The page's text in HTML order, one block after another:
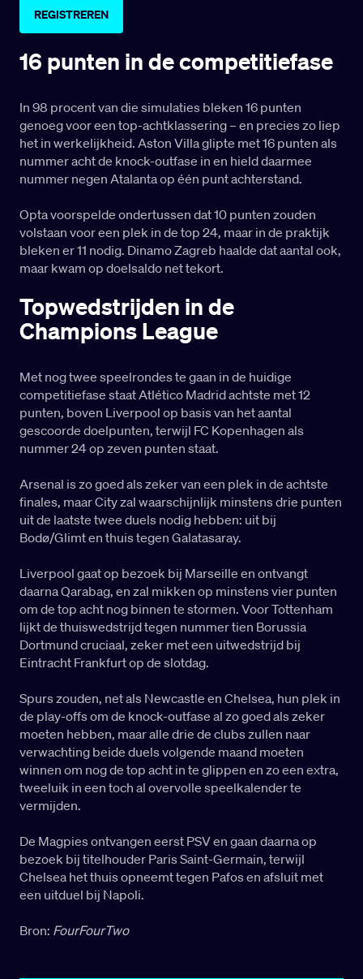
REGISTREREN
16 punten in de competitiefase
In 98 procent van die simulaties bleken 16 punten
genoeg voor een top-achtklassering – en precies zo liep
het in werkelijkheid. Aston Villa glipte met 16 punten als
nummer acht de knock-outfase in en hield daarmee
nummer negen Atalanta op één punt achterstand.
Opta voorspelde ondertussen dat 10 punten zouden
volstaan voor een plek in de top 24, maar in de praktijk
bleken er 11 nodig. Dinamo Zagreb haalde dat aantal ook,
maar kwam op doelsaldo net tekort.
Topwedstrijden in de
Champions League
Met nog twee speelrondes te gaan in de huidige
competitie­fase staat Atlético Madrid achtste met 12
punten, boven Liverpool op basis van het aantal
gescoorde doelpunten, terwijl FC Kopenhagen als
nummer 24 op zeven punten staat.
Arsenal is zo goed als zeker van een plek in de achtste
finales, maar City zal waarschijnlijk minstens drie punten
uit de laatste twee duels nodig hebben: uit bij
Bodø/Glimt en thuis tegen Galatasaray.
Liverpool gaat op bezoek bij Marseille en ontvangt
daarna Qarabag, en zal mikken op minstens vier punten
om de top acht nog binnen te stormen. Voor Tottenham
lijkt de thuiswedstrijd tegen nummer tien Borussia
Dortmund cruciaal, zeker met een uitwedstrijd bij
Eintracht Frankfurt op de slotdag.
Spurs zouden, net als Newcastle en Chelsea, hun plek in
de play-offs om de knock-outfase al zo goed als zeker
moeten hebben, maar alle drie de clubs zullen naar
verwachting beide duels volgende maand moeten
winnen om nog de top acht in te glippen en zo een extra,
tweeluik in een toch al overvolle speelkalender te
vermijden.
De Magpies ontvangen eerst PSV en gaan daarna op
bezoek bij titelhouder Paris Saint-Germain, terwijl
Chelsea het thuis opneemt tegen Pafos en afsluit met
een uitduel bij Napoli.
Bron: FourFourTwo